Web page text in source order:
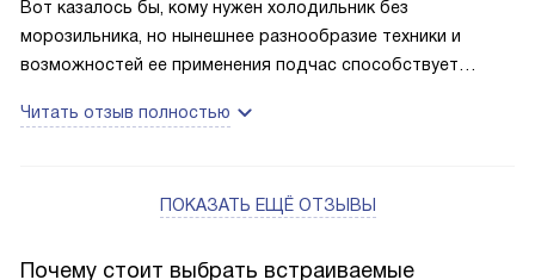
Вот казалось бы, кому нужен холодильник без
морозильника, но нынешнее разнообразие техники и
возможностей ее применения подчас способствует
сделать все встроенным, и как-то незаметно дошла до
сюда, и отключить можно один прибор, не трогая другой.
удобно. И на роль холодильного отделения я выбрала вот
Читать отзыв полностью
ПОКАЗАТЬ ЕЩЁ ОТЗЫВЫ
Почему стоит выбрать встраиваемые